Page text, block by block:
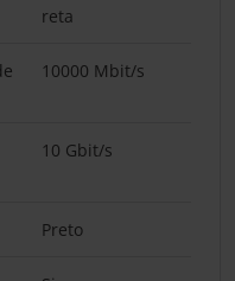
reta
10000 Mbit/s
10 Gbit/s
Preto